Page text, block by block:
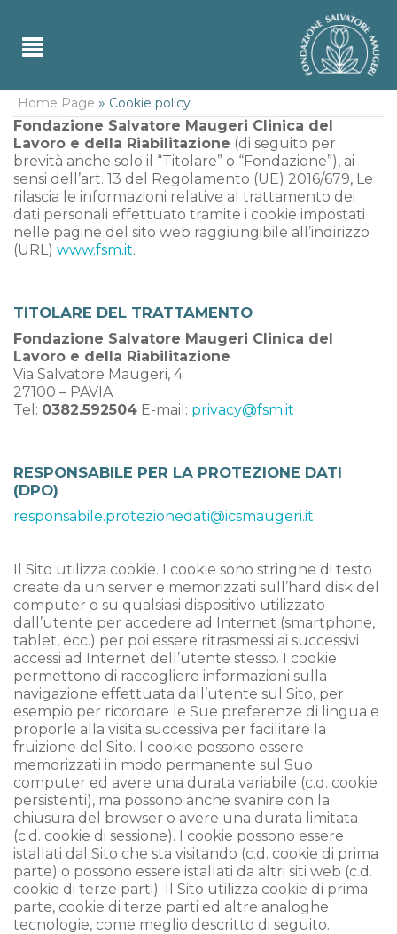
Home Page » Cookie policy
Fondazione Salvatore Maugeri Clinica del
Lavoro e della Riabilitazione (di seguito per
brevità anche solo il “Titolare” o “Fondazione”), ai
sensi dell’art. 13 del Regolamento (UE) 2016/679, Le
rilascia le informazioni relative al trattamento dei
dati personali effettuato tramite i cookie impostati
nelle pagine del sito web raggiungibile all’indirizzo
(URL) www.fsm.it.
TITOLARE DEL TRATTAMENTO
Fondazione Salvatore Maugeri Clinica del
Lavoro e della Riabilitazione
Via Salvatore Maugeri, 4
27100 – PAVIA
Tel: 0382.592504 E-mail: privacy@fsm.it
RESPONSABILE PER LA PROTEZIONE DATI
(DPO)
responsabile.protezionedati@icsmaugeri.it
Il Sito utilizza cookie. I cookie sono stringhe di testo
create da un server e memorizzati sull’hard disk del
computer o su qualsiasi dispositivo utilizzato
dall’utente per accedere ad Internet (smartphone,
tablet, ecc.) per poi essere ritrasmessi ai successivi
accessi ad Internet dell’utente stesso. I cookie
permettono di raccogliere informazioni sulla
navigazione effettuata dall’utente sul Sito, per
esempio per ricordare le Sue preferenze di lingua e
proporle alla visita successiva per facilitare la
fruizione del Sito. I cookie possono essere
memorizzati in modo permanente sul Suo
computer ed avere una durata variabile (c.d. cookie
persistenti), ma possono anche svanire con la
chiusura del browser o avere una durata limitata
(c.d. cookie di sessione). I cookie possono essere
istallati dal Sito che sta visitando (c.d. cookie di prima
parte) o possono essere istallati da altri siti web (c.d.
cookie di terze parti). Il Sito utilizza cookie di prima
parte, cookie di terze parti ed altre analoghe
tecnologie, come meglio descritto di seguito.